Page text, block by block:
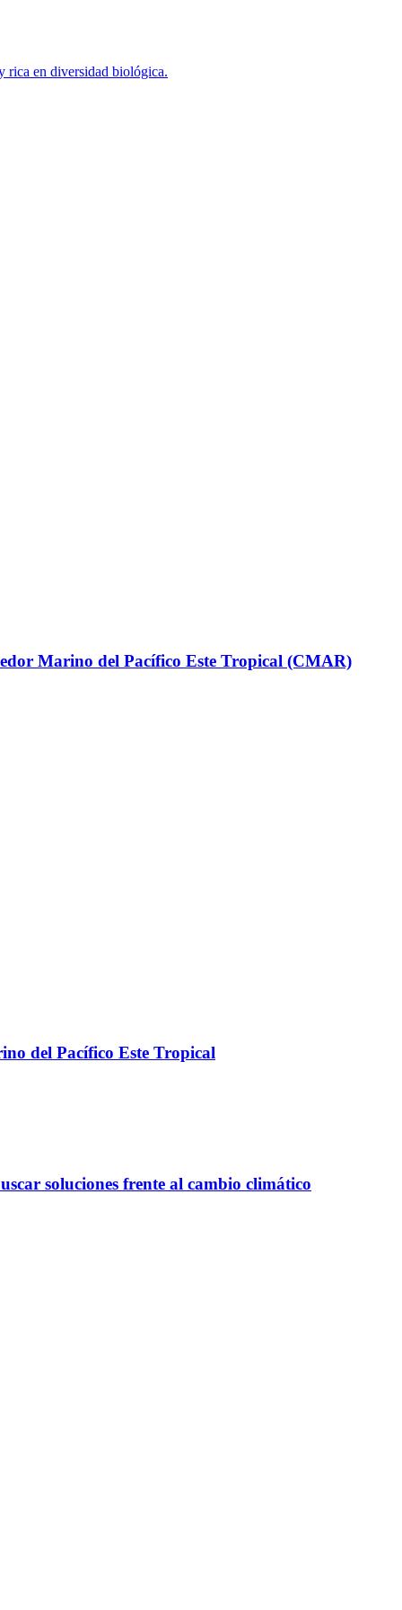
Marino del Pacífico Este Tropical (CMAR)
del Pacífico Este Tropical
soluciones frente al cambio climático